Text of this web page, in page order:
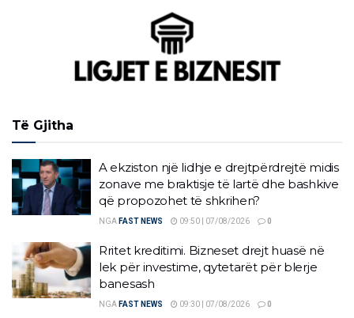
Të Gjitha
A ekziston një lidhje e drejtpërdrejtë midis
zonave me braktisje të lartë dhe bashkive
që propozohet të shkrihen?
NGA FAST NEWS 09:50 | 07/08/2026 0
Rritet kreditimi. Bizneset drejt huasë në
lek për investime, qytetarët për blerje
banesash
NGA FAST NEWS 09:30 | 07/08/2026 0